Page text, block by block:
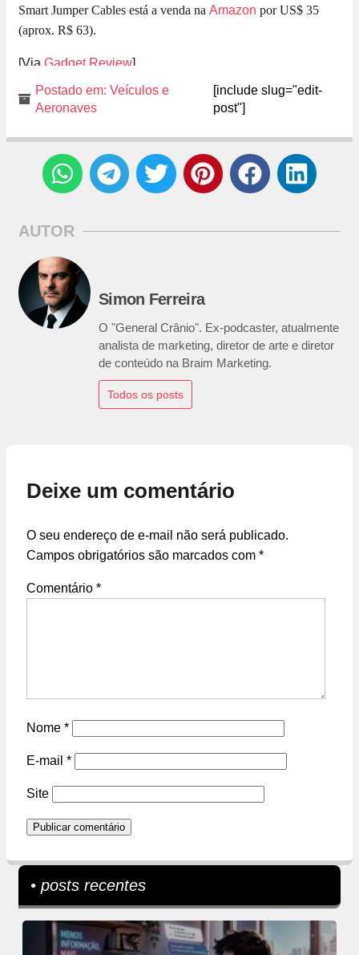
Smart Jumper Cables está a venda na Amazon por US$ 35
(aprox. R$ 63).
[Via Gadget Review]
Postado em: Veículos e
Aeronaves
[include slug="edit-
post"]
AUTOR
Simon Ferreira
O "General Crânio". Ex-podcaster, atualmente
analista de marketing, diretor de arte e diretor
de conteúdo na Braim Marketing.
Todos os posts
Deixe um comentário
O seu endereço de e-mail não será publicado.
Campos obrigatórios são marcados com *
Comentário *
Nome *
E-mail *
Site
• posts recentes